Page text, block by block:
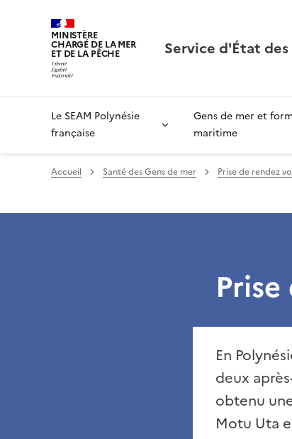
MINISTÈRE
CHARGÉ DE LA MER
ET DE LA PÊCHE Service d'État
Le SEAM Polynésie
française
Gens de mer et
maritime
Accueil Santé des Gens de mer Prise de rendez
En
deux
obtenu
Motu Uta